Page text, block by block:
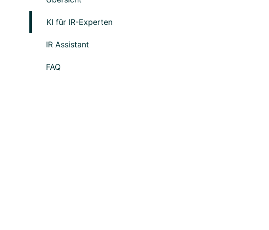
KI für IR-Experten
IR Assistant
FAQ